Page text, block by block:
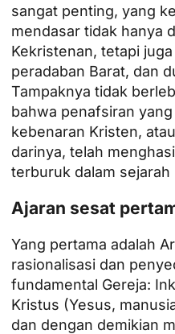
sangat penting, yang
mendasar tidak hanya
Kekristenan, tetapi
peradaban Barat, dan
Tampaknya tidak
bahwa penafsiran
kebenaran Kristen,
darinya, telah
terburuk dalam sejarah
Ajaran sesat
Yang pertama adalah
rasionalisasi dan
fundamental Gereja:
Kristus (Yesus,
dan dengan demikian